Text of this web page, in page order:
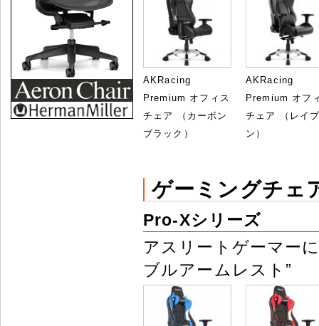
AKRacing
Premium オフィス
チェア （カーボン
ブラック）
AKRacing
Premium オフ
チェア （レイ
ン）
ゲーミングチェ
Pro-Xシリーズ
アスリートゲーマー
ブルアームレスト”